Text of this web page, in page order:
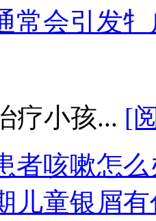
常会引发
疗小孩... [
者咳嗽怎么
儿童银屑